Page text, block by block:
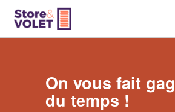
On vous fait
du temps !